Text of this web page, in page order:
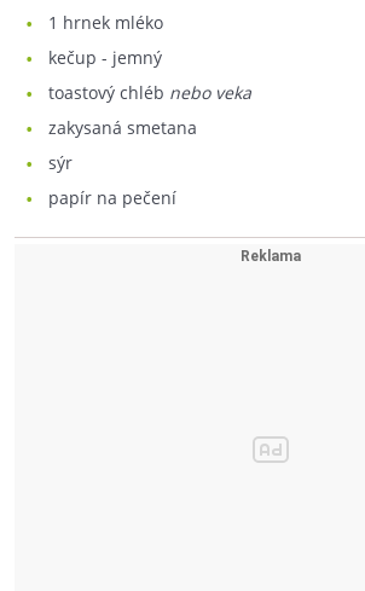
1 hrnek mléko
kečup - jemný
toastový chléb nebo veka
zakysaná smetana
sýr
papír na pečení